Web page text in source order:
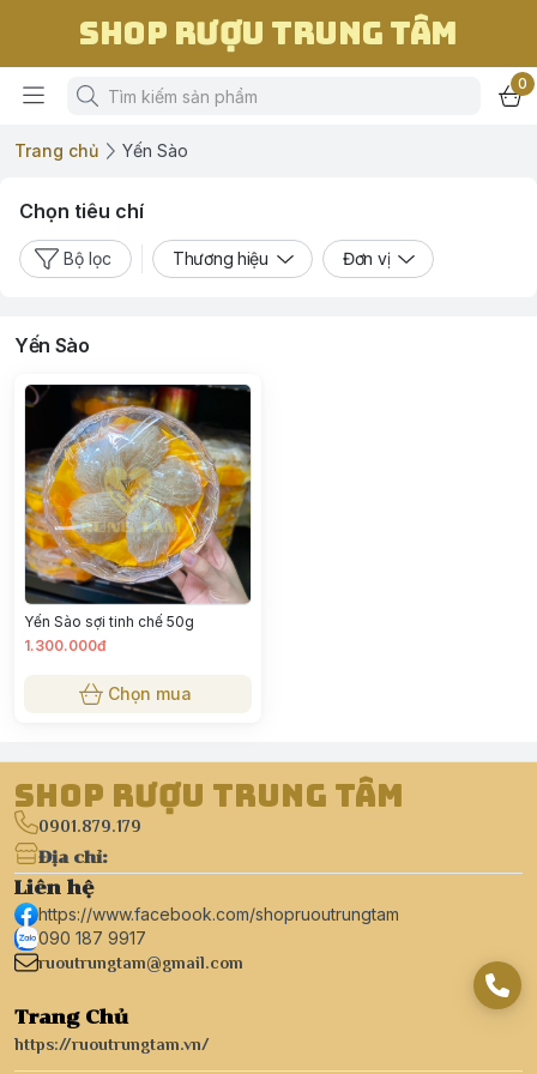
Shop Rượu Trung Tâm
0
Trang chủ Yến Sào
Chọn tiêu chí
Bộ lọc Thương hiệu Đơn vị
Yến Sào
Yến Sào sợi tinh chế 50g
1.300.000đ
Chọn mua
Shop Rượu Trung Tâm
0901.879.179
Địa chỉ:
Liên hệ
https://www.facebook.com/shopruoutrungtam
090 187 9917
ruoutrungtam@gmail.com
Trang Chủ
https://ruoutrungtam.vn/